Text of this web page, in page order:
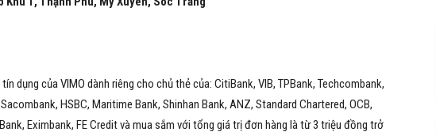
dụng của VIMO dành riêng cho chủ thẻ của: CitiBank, VIB, TPBank, Techcombank,
HSBC, Maritime Bank, Shinhan Bank, ANZ, Standard Chartered, OCB,
Eximbank, FE Credit và mua sắm với tổng giá trị đơn hàng là từ 3 triệu đồng trở